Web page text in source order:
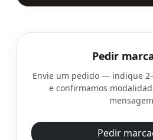
Pedir
Envie um pedido — indique
e confirmamos
Pedir